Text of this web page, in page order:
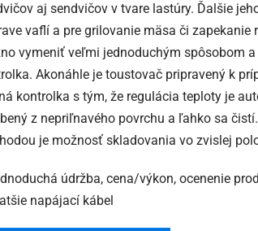
aj sendvičov v tvare lastúry. Ďalšie
vaflí a pre grilovanie mäsa či zapekanie
vymeniť veľmi jednoduchým spôsobom
Akonáhle je toustovač pripravený k
kontrolka s tým, že regulácia teploty je
z nepriľnavého povrchu a ľahko sa
je možnosť skladovania vo zvislej
údržba, cena/výkon, ocenenie
napájací kábel